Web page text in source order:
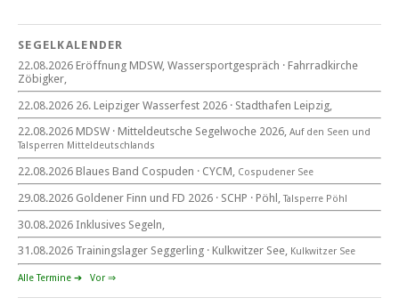
beim CYCM
für alle Segler am See
Mitteldeutsche Segelwoche
22. – 30. August 2026 in Sachsen · Thüringen · Sachsen Anhalt
Goldener Finn und FD 2026
29. – 30. August 2026
beim SCHP auf der Talsperre Pöhl
SEGELKALENDER
22.08.2026 Eröffnung MDSW, Wassersportgespräch · Fahrradkirche
Zöbigker,
22.08.2026 26. Leipziger Wasserfest 2026 · Stadthafen Leipzig,
22.08.2026 MDSW · Mitteldeutsche Segelwoche 2026, Auf den Seen und
Tal­sperren Mittel­deut­sch­lands
22.08.2026 Blaues Band Cospuden · CYCM, Cospudener See
29.08.2026 Goldener Finn und FD 2026 · SCHP · Pöhl, Talsperre Pöhl
30.08.2026 Inklusives Segeln,
31.08.2026 Trainingslager Seggerling · Kulkwitzer See, Kulkwitzer See
Alle Termine ➔ Vor ⇒